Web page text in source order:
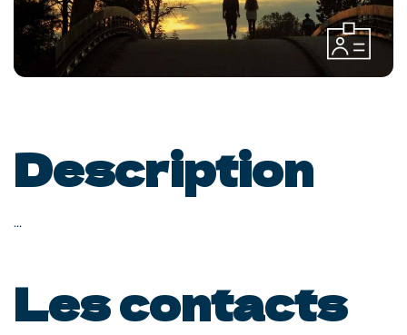
Description
...
Les contacts